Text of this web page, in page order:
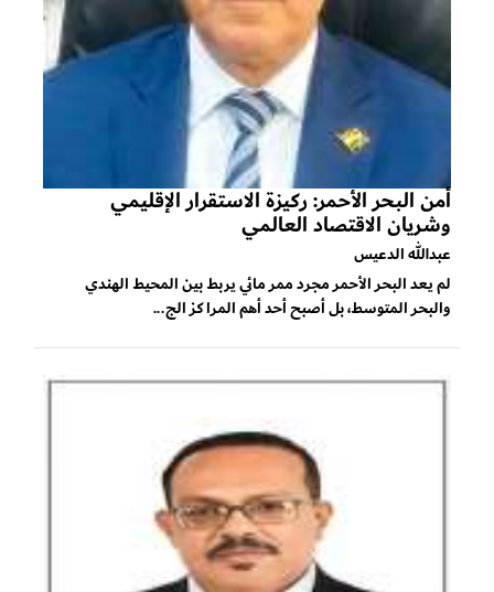
أمن البحر الأحمر: ركيزة الاستقرار الإقليمي
وشريان الاقتصاد العالمي
عبدالله الدعيس
لم يعد البحر الأحمر مجرد ممر مائي يربط بين المحيط الهندي
والبحر المتوسط، بل أصبح أحد أهم المراكز الج...